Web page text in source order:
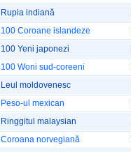
Rupia indiană
100 Coroane islandeze
100 Yeni japonezi
100 Woni sud-coreeni
Leul moldovenesc
Peso-ul mexican
Ringgitul malaysian
Coroana norvegiană